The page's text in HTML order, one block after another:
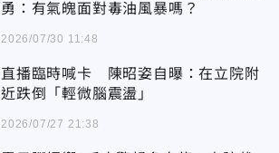
勇：有氣魄面對毒油風暴嗎？
2026/07/30 11:48
直播臨時喊卡 陳昭姿自曝：在立院附
近跌倒「輕微腦震盪」
2026/07/27 21:38